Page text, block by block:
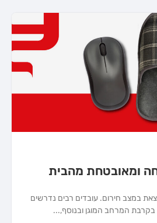
ומאובטחת מהבית
במצב חירום. עובדים רבים נדרשים
המרחב המוגן ובנוסף,